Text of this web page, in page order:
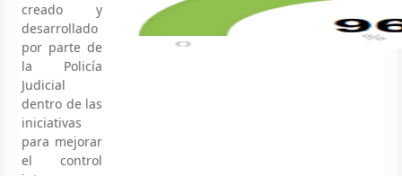
creado y
desarrollado
por parte de
la Policía
Judicial
dentro de las
iniciativas
para mejorar
el control